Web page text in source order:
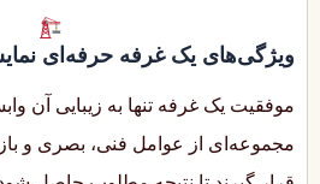
ویژگی‌های یک غرفه حرفه‌ای
موفقیت یک غرفه تنها به زیبایی آن
مجموعه‌ای از عوامل فنی، بصری و